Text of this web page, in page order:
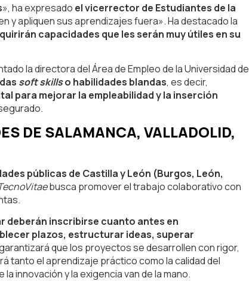
», ha expresado el vicerrector de Estudiantes de la
y apliquen sus aprendizajes fuera». Ha destacado la
capacidades que les serán muy útiles en su
la directora del Área de Empleo de la Universidad de
soft skillso habilidades blandas, es decir,
para mejorar la empleabilidad y la inserción
DE SALAMANCA, VALLADOLID,
públicas de Castilla y León (Burgos, León,
busca promover el trabajo colaborativo con
deberán inscribirse cuanto antes en
plazos, estructurar ideas, superar
que los proyectos se desarrollen con rigor,
tanto el aprendizaje práctico como la calidad del
innovación y la exigencia van de la mano.